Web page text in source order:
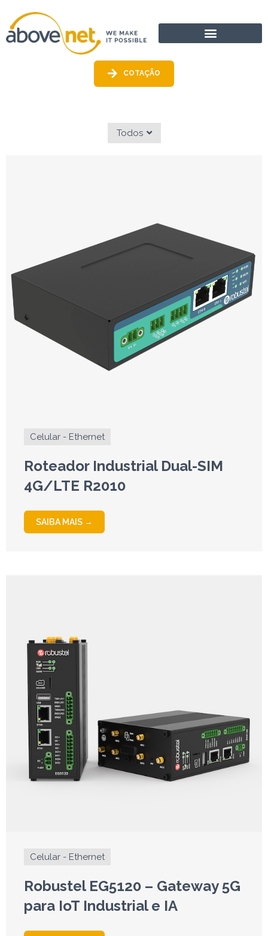
para
COTAÇÃO
Todos
Celular - Ethernet
Roteador Industrial Dual-SIM
4G/LTE R2010
SAIBA MAIS →
Celular - Ethernet
Robustel EG5120 – Gateway 5G
para IoT Industrial e IA